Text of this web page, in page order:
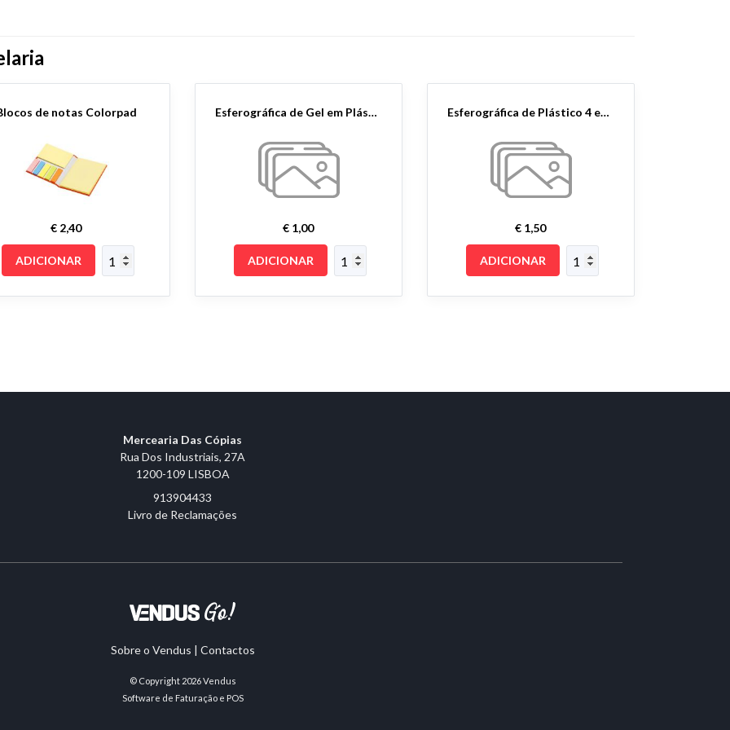
de notas Colorpad
€ 2,40
ADICIONAR
Esferográfica de Gel em Plástico
€ 1,00
ADICIONAR
Esferográfica de Plástico 4 em 1
€ 1,50
ADICIONAR
Mercearia Das Cópias
Rua Dos Industriais, 27A
1200-109 LISBOA
913904433
Livro de Reclamações
Sobre o Vendus | Contactos
© Copyright 2026Vendus
Software de Faturação e POS